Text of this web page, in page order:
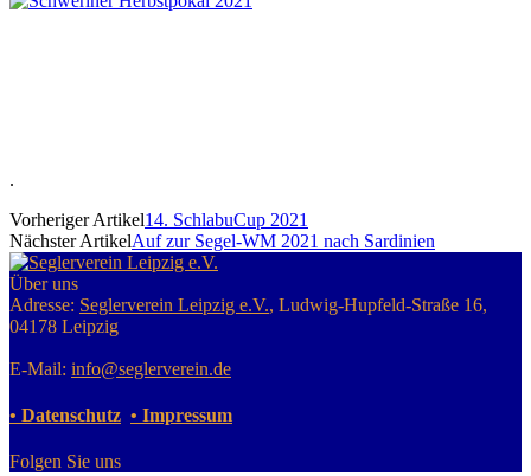
.
Vorheriger Artikel14. SchlabuCup 2021
Nächster ArtikelAuf zur Segel-WM 2021 nach Sardinien
Über uns
Adresse: Seglerverein Leipzig e.V., Ludwig-Hupfeld-Straße 16,
04178 Leipzig
E-Mail: info@seglerverein.de
• Datenschutz • Impressum
Folgen Sie uns